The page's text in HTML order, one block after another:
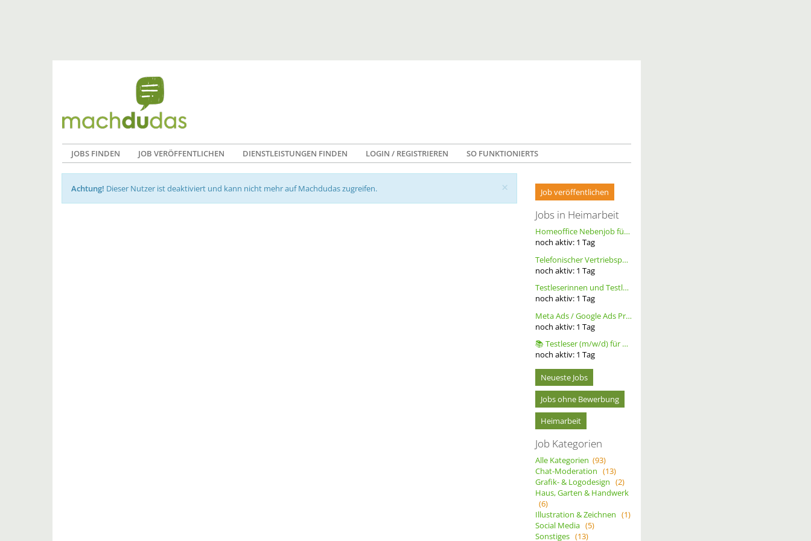
JOBS FINDEN JOB VERÖFFENTLICHEN DIENSTLEISTUNGEN FINDEN LOGIN / REGISTRIEREN SO FUNKTIONIERTS
×
Achtung! Dieser Nutzer ist deaktiviert und kann nicht mehr auf Machdudas zugreifen. Job veröffentlichen
Jobs in Heimarbeit
Homeoffice Nebenjob für Datenerfassung & Terminmanagement – 100 % Remote als Freelancer m/w/d
noch aktiv: 1 Tag
Telefonischer Vertriebspartner
noch aktiv: 1 Tag
Testleserinnen und Testleser für neues Buch gesucht
noch aktiv: 1 Tag
Meta Ads / Google Ads Profi (m/w/d)
noch aktiv: 1 Tag
📚 Testleser (m/w/d) für Bücher gesucht – langfristige Zusammenarbeit
noch aktiv: 1 Tag
Neueste Jobs
Jobs ohne Bewerbung
Heimarbeit
Job Kategorien
Alle Kategorien (93)
Chat-Moderation (13)
Grafik- & Logodesign (2)
Haus, Garten & Handwerk
(6)
Illustration & Zeichnen (1)
Social Media (5)
Sonstiges (13)